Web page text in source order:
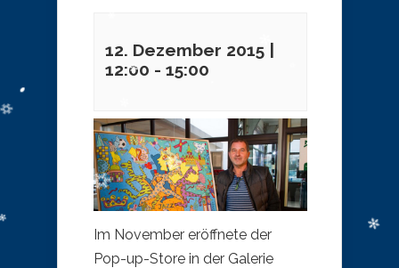
12. Dezember 2015 |
12:00 - 15:00
Im November eröffnete der
Pop-up-Store in der Galerie